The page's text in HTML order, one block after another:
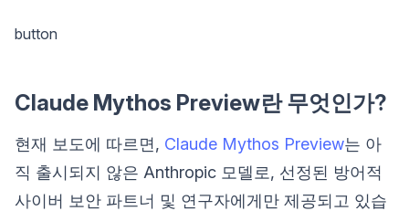
button
Claude Mythos Preview란 무엇인가?
현재 보도에 따르면, Claude Mythos Preview는 아
직 출시되지 않은 Anthropic 모델로, 선정된 방어적
사이버 보안 파트너 및 연구자에게만 제공되고 있습